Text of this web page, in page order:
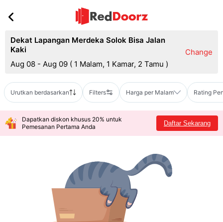
Dekat Lapangan Merdeka Solok Bisa Jalan
Kaki
Aug 08 - Aug 09 ( 1 Malam, 1 Kamar, 2 Tamu )
Change
Urutkan berdasarkan Filters Harga per Malam Rating
Dapatkan diskon khusus 20% untuk
Pemesanan Pertama Anda
Daftar Sekarang